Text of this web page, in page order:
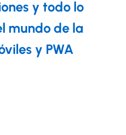
y todo lo
mundo de la
y PWA